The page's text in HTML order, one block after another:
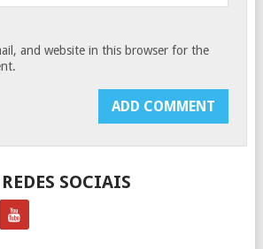
and website in this browser for the
SOCIAIS